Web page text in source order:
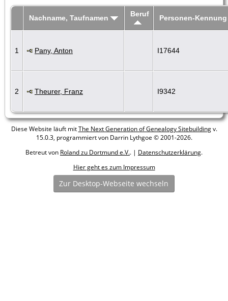
Nachname, Taufnamen Beruf Personen-Kennung
1 Pany, Anton I17644
2 Theurer, Franz I9342
Diese Website läuft mitThe Next Generation of Genealogy Sitebuildingv.
15.0.3, programmiert von Darrin Lythgoe © 2001-2026.
Betreut von Roland zu Dortmund e.V.. | Datenschutzerklärung.
Hier geht es zum Impressum
Zur Desktop-Webseite wechseln